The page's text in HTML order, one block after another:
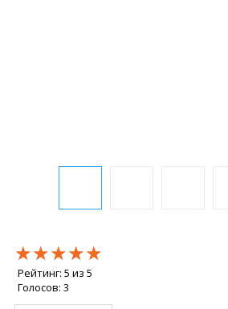
★★★★★
★★★★★
★★★★★
Рейтинг: 5 из 5
Голосов: 3